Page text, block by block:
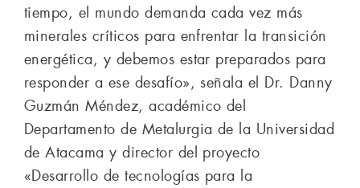
tiempo, el mundo demanda cada vez más
minerales críticos para enfrentar la transición
energética, y debemos estar preparados para
responder a ese desafío», señala el Dr. Danny
Guzmán Méndez, académico del
Departamento de Metalurgia de la Universidad
de Atacama y director del proyecto
«Desarrollo de tecnologías para la